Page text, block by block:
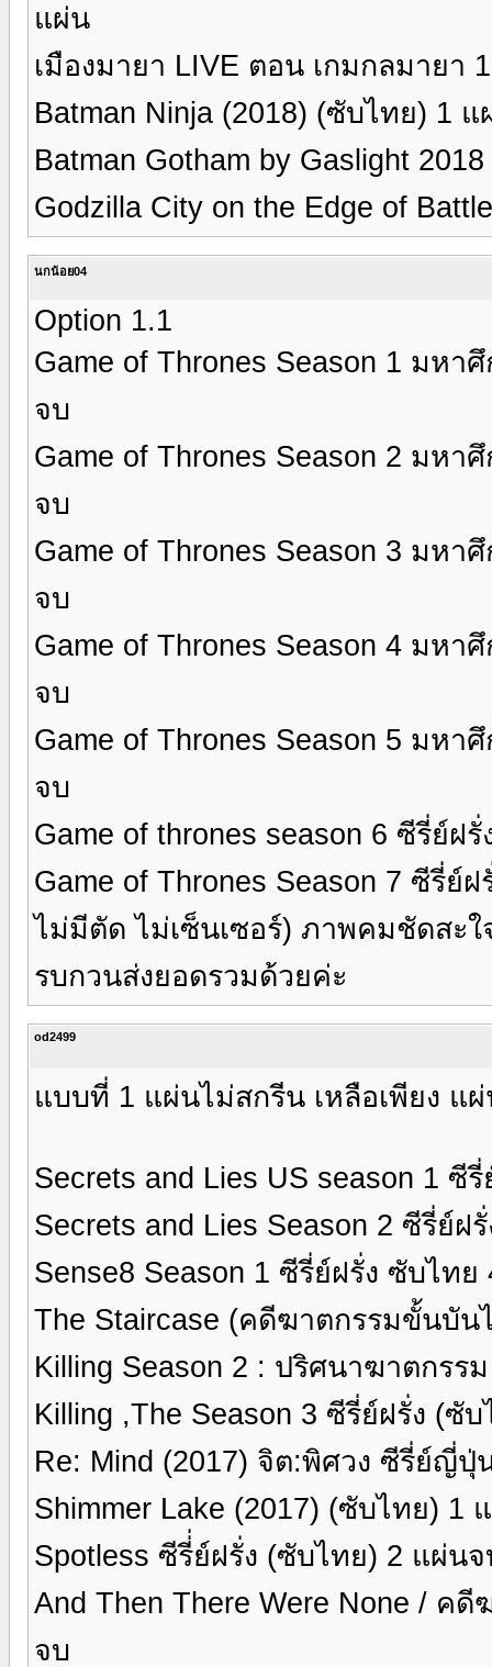
แผ่น
เมืองมายา LIVE ตอน เกมกลมาย
Batman Ninja (2018) (ซับไทย) 1 แ
Batman Gotham by Gaslight
Godzilla City on the Edge of
นกน้อย04
Option 1.1
Game of Thrones Season 1 มห
จบ
Game of Thrones Season 2 มห
จบ
Game of Thrones Season 3 มห
จบ
Game of Thrones Season 4 มห
จบ
Game of Thrones Season 5 มห
จบ
Game of thrones season 6 ซีรี่ย์ฝ
Game of Thrones Season 7 ซีรี่ย์
ไม่มีตัด ไม่เซ็นเซอร์) ภาพคมชัดสะใ
รบกวนส่งยอดรวมด้วยค่ะ
od2499
แบบที่ 1 แผ่นไม่สกรีน เหลือเพียง แ
Secrets and Lies US season 1 ซี
Secrets and Lies Season 2 ซีรี่ย์ฝ
Sense8 Season 1 ซีรี่ย์ฝรั่ง ซับไท
The Staircase (คดีฆาตกรรมขั้นบั
Killing Season 2 : ปริศนาฆาตกร
Killing ,The Season 3 ซีรี่ย์ฝรั่ง (ซั
Re: Mind (2017) จิต:พิศวง ซีรี่ย์ญี่
Shimmer Lake (2017) (ซับไทย) 1
Spotless ซีรี่่ย์ฝรั่ง (ซับไทย) 2 แผ่น
And Then There Were None / ค
จบ